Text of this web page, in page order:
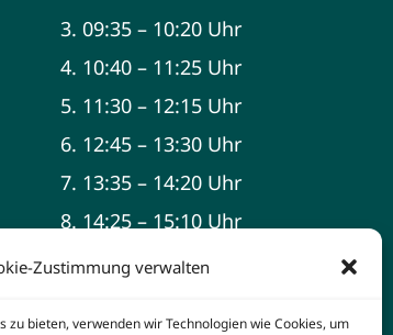
Zustimmung verwalten
zu bieten, verwenden wir Technologien wie Cookies, um
3. 09:35 – 10:20 Uhr
4. 10:40 – 11:25 Uhr
5. 11:30 – 12:15 Uhr
6. 12:45 – 13:30 Uhr
7. 13:35 – 14:20 Uhr
8. 14:25 – 15:10 Uhr
9. 15:15 – 16:00 Uhr